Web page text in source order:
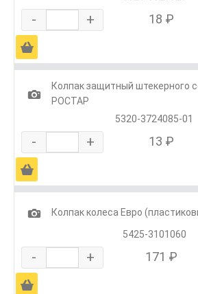
- + 18 ₽
Ä
1
Колпак защитный штекерного
РОСТАР
5320-3724085-01
- + 13 ₽
Ä
1
Колпак колеса Евро
5425-3101060
- + 171 ₽
Ä